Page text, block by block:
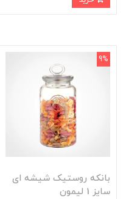
بانکه روستیک شیشه ای
سایز 1 لیمون
9%